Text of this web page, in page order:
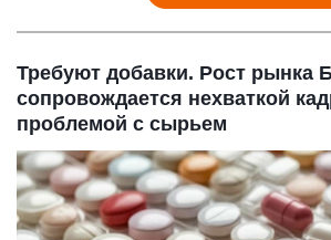
Требуют добавки. Рост рынка
сопровождается нехваткой
проблемой с сырьем